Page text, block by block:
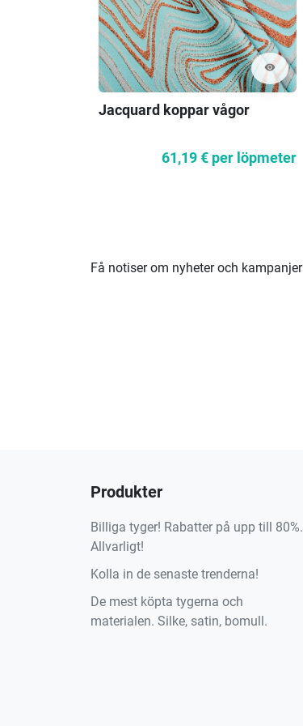
visibility
Jacquard koppar vågor
61,19 € per löpmeter
Få notiser om nyheter och kampanjer
Produkter
Billiga tyger! Rabatter på upp till 80%.
Allvarligt!
Kolla in de senaste trenderna!
De mest köpta tygerna och
materialen. Silke, satin, bomull.